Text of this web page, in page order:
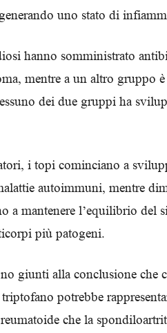
uno stato di
hanno somministrato
mentre a un altro gruppo è
dei due gruppi ha
i topi cominciano a
autoimmuni, mentre
a mantenere l’equilibrio del
più patogeni.
giunti alla conclusione che
potrebbe
che la